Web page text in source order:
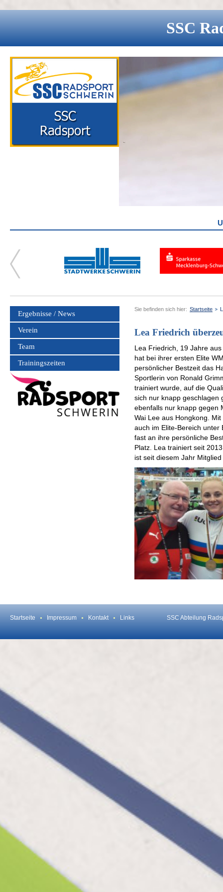
SSC
Ergebnisse / News
Verein
Team
Trainingszeiten
Sie befinden sich hier: Startseite
Lea Friedrich
Lea Friedrich, 19 Jahre
hat bei ihrer ersten Elite
persönlicher Bestzeit das
Sportlerin von Ronald
trainiert wurde, auf die
sich nur knapp geschlagen
ebenfalls nur knapp gegen
Wai Lee aus Hongkong.
auch im Elite-Bereich unter
fast an ihre persönliche
Platz. Lea trainiert seit
ist seit diesem Jahr
Startseite Impressum Kontakt Links SSC Abteilung